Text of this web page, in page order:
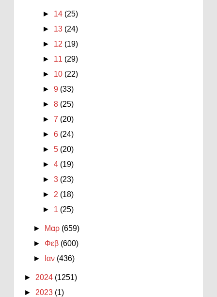
► 14 (25)
► 13 (24)
► 12 (19)
► 11 (29)
► 10 (22)
►9 (33)
►8 (25)
►7 (20)
►6 (24)
►5 (20)
►4 (19)
►3 (23)
► 2 (18)
► 1 (25)
► Μαρ (659)
► Φεβ (600)
►
Ιαν (436)
► 2024 (1251)
► 2023 (1)